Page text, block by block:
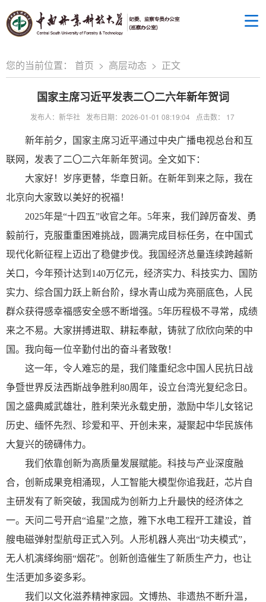
您的当前位置： 首页 > 高层动态 > 正文
国家主席习近平发表二〇二六年新年贺词
发布人：新华社 发布日期：2026-01-01 08:19:04 点击数： 17
新年前夕，国家主席习近平通过中央广播电视总台和互
联网，发表了二〇二六年新年贺词。全文如下：
大家好！岁序更替，华章日新。在新年到来之际，我在
北京向大家致以美好的祝福！
2025年是“十四五”收官之年。5年来，我们踔厉奋发、勇
毅前行，克服重重困难挑战，圆满完成目标任务，在中国式
现代化新征程上迈出了稳健步伐。我国经济总量连续跨越新
关口，今年预计达到140万亿元，经济实力、科技实力、国防
实力、综合国力跃上新台阶，绿水青山成为亮丽底色，人民
群众获得感幸福感安全感不断增强。5年历程极不寻常，成绩
来之不易。大家拼搏进取、耕耘奉献，铸就了欣欣向荣的中
国。我向每一位辛勤付出的奋斗者致敬！
这一年，令人难忘的是，我们隆重纪念中国人民抗日战
争暨世界反法西斯战争胜利80周年，设立台湾光复纪念日。
国之盛典威武雄壮，胜利荣光永载史册，激励中华儿女铭记
历史、缅怀先烈、珍爱和平、开创未来，凝聚起中华民族伟
大复兴的磅礴伟力。
我们依靠创新为高质量发展赋能。科技与产业深度融
合，创新成果竞相涌现，人工智能大模型你追我赶，芯片自
主研发有了新突破，我国成为创新力上升最快的经济体之
一。天问二号开启“追星”之旅，雅下水电工程开工建设，首
艘电磁弹射型航母正式入列。人形机器人亮出“功夫模式”，
无人机演绎绚丽“烟花”。创新创造催生了新质生产力，也让
生活更加多姿多彩。
我们以文化滋养精神家园。文博热、非遗热不断升温，